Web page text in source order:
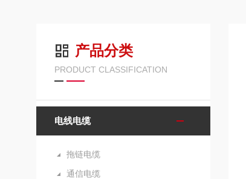
产品分类
PRODUCT CLASSIFICATION
电线电缆
拖链电缆
通信电缆